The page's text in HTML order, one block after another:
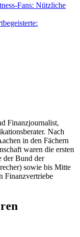
Fans: Nützliche
Finanzjournalist,
Nach
in den Fächern
waren die ersten
der Bund der
sowie bis Mitte
Finanzvertriebe